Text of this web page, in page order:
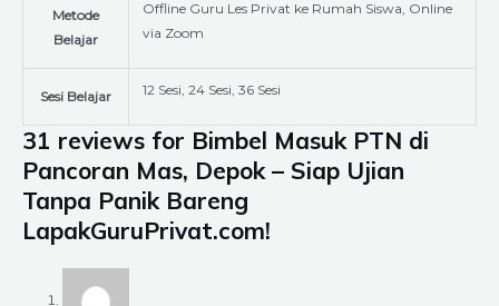
Metode
Belajar
Offline Guru Les Privat ke Rumah Siswa, Online
via Zoom
Sesi Belajar 12 Sesi, 24 Sesi, 36 Sesi
31 reviews for Bimbel Masuk PTN di
Pancoran Mas, Depok – Siap Ujian
Tanpa Panik Bareng
LapakGuruPrivat.com!